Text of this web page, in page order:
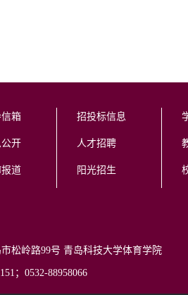
箱
开
道
招投标信息
人才招聘
阳光招生
松岭路99号 青岛科技大学体育学院
；0532-88958066